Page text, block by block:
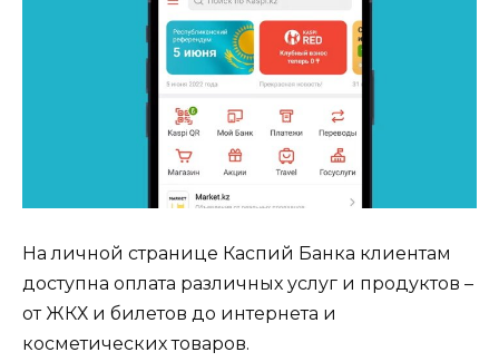
На личной странице Каспий Банка клиентам
доступна оплата различных услуг и продуктов –
от ЖКХ и билетов до интернета и
косметических товаров.